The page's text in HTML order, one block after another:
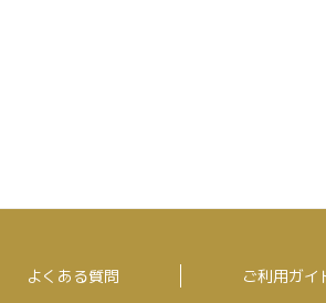
よくある質問 ご利用ガイ